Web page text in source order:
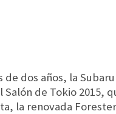
de dos años, la
Salón de Tokio 2015,
la renovada